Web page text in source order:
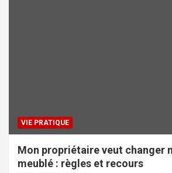
VIE PRATIQUE
Mon propriétaire veut changer
meublé : règles et recours